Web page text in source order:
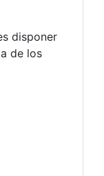
disponer
de los